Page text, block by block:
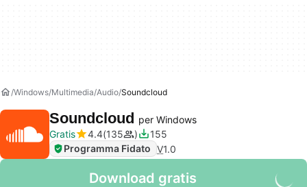
Windows Multimedia Audio Soundcloud
Soundcloud per Windows
Gratis
4.4 135
155
Programma Fidato V1.0
Download gratis